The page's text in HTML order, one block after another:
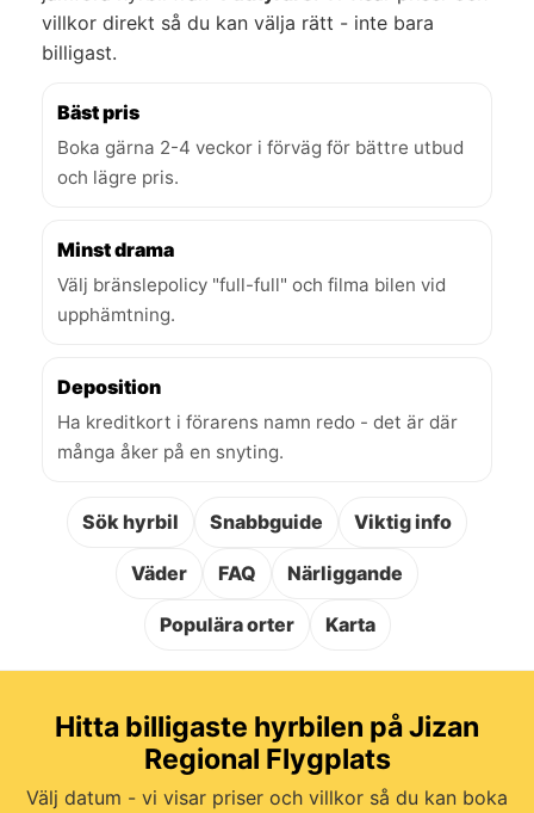
villkor direkt så du kan välja rätt - inte bara
billigast.
Bäst pris
Boka gärna 2-4 veckor i förväg för bättre utbud
och lägre pris.
Minst drama
Välj bränslepolicy "full-full" och filma bilen vid
upphämtning.
Deposition
Ha kreditkort i förarens namn redo - det är där
många åker på en snyting.
Sök hyrbil Snabbguide Viktig info
Väder FAQ Närliggande
Populära orter Karta
Hitta billigaste hyrbilen på Jizan
Regional Flygplats
Välj datum - vi visar priser och villkor så du kan boka